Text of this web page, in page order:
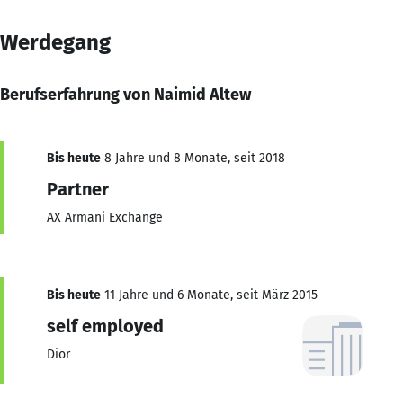
Werdegang
Berufserfahrung von Naimid Altew
Bis heute 8 Jahre und 8 Monate, seit 2018
Partner
AX Armani Exchange
Bis heute 11 Jahre und 6 Monate, seit März 2015
self employed
Dior